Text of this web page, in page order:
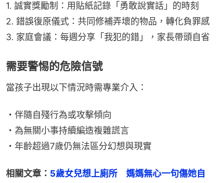
1. 誠實獎勵制：用貼紙記錄「勇敢說實話」的時刻
2. 錯誤復原儀式：共同修補弄壞的物品，轉化負罪感
3. 家庭會議：每週分享「我犯的錯」，家長帶頭自省
需要警惕的危險信號
當孩子出現以下情況時需專業介入：
・伴隨自殘行為或攻擊傾向
・為無關小事持續編造複雜謊言
・年齡超過7歲仍無法區分幻想與現實
相關文章： 5歲女兒想上廁所　媽媽無心一句傷她自